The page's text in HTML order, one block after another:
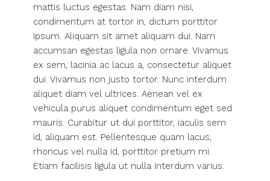
mattis luctus egestas. Nam diam nisi,
condimentum at tortor in, dictum porttitor
ipsum. Aliquam sit amet aliquam dui. Nam
accumsan egestas ligula non ornare. Vivamus
ex sem, lacinia ac lacus a, consectetur aliquet
dui. Vivamus non justo tortor. Nunc interdum
aliquet diam vel ultrices. Aenean vel ex
vehicula purus aliquet condimentum eget sed
mauris. Curabitur ut dui porttitor, iaculis sem
id, aliquam est. Pellentesque quam lacus,
rhoncus vel nulla id, porttitor pretium mi.
Etiam facilisis ligula ut nulla interdum varius.